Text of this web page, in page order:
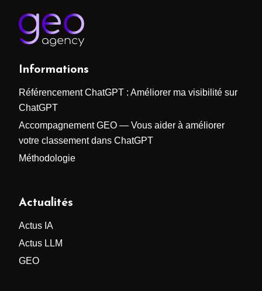
Informations
Référencement ChatGPT : Améliorer ma visibilité sur
ChatGPT
Accompagnement GEO — Vous aider à améliorer
votre classement dans ChatGPT
Méthodologie
Actualités
Actus IA
Actus LLM
GEO